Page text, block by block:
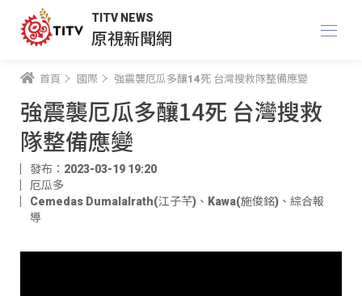
TITV NEWS
原視新聞網
首頁 國際 強震襲厄瓜多釀14死 台灣搜救隊整備應變
強震襲厄瓜多釀14死 台灣搜救
隊整備應變
發布：2023-03-19 19:20
厄瓜多
Cemedas Dumalalrath(江子芊) 、 Kawa(施俊銘) 、 綜合報
導